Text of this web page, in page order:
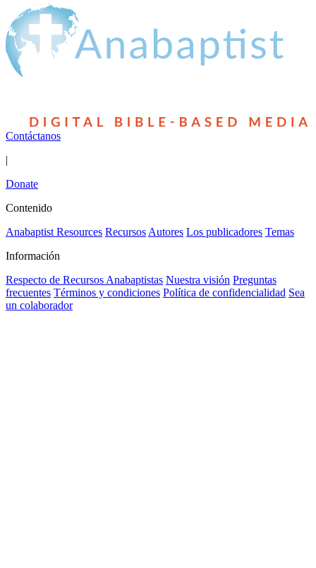
Contáctanos
|
Donate
Contenido
Anabaptist Resources Recursos Autores Los publicadores Temas
Información
Respecto de Recursos Anabaptistas Nuestra visión Preguntas
frecuentes Términos y condiciones Política de confidencialidad Sea
un colaborador